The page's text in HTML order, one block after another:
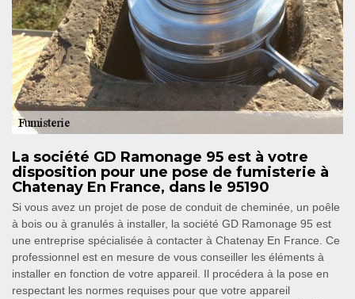
La société GD Ramonage 95 est à votre
disposition pour une pose de fumisterie à
Chatenay En France, dans le 95190
Si vous avez un projet de pose de conduit de cheminée, un poêle
à bois ou à granulés à installer, la société GD Ramonage 95 est
une entreprise spécialisée à contacter à Chatenay En France. Ce
professionnel est en mesure de vous conseiller les éléments à
installer en fonction de votre appareil. Il procédera à la pose en
respectant les normes requises pour que votre appareil